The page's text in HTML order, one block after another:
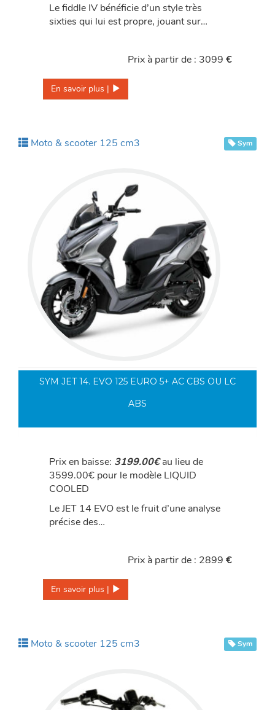
Le fiddle IV bénéficie d’un style très
sixties qui lui est propre, jouant sur…
Prix à partir de : 3099 €
En savoir plus |
Moto & scooter 125 cm3 Sym
SYM JET 14. EVO 125 EURO 5+ AC CBS OU LC
ABS
Prix en baisse: 3199.00€au lieu de
3599.00€ pour le modèle LIQUID
COOLED
Le JET 14 EVO est le fruit d’une analyse
précise des…
Prix à partir de : 2899 €
En savoir plus |
Moto & scooter 125 cm3 Sym